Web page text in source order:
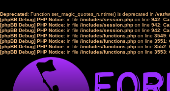
Deprecated: Function set_magic_quotes_runtime() is deprecated in /var/
[phpBB Debug] PHP Notice: in file /includes/session.php on line 942:
[phpBB Debug] PHP Notice: in file /includes/session.php on line 942:
[phpBB Debug] PHP Notice: in file /includes/session.php on line 942:
[phpBB Debug] PHP Notice: in file /includes/functions.php on line 3549:
[phpBB Debug] PHP Notice: in file /includes/functions.php on line 3551:
[phpBB Debug] PHP Notice: in file /includes/functions.php on line 3552:
[phpBB Debug] PHP Notice: in file /includes/functions.php on line 3553: